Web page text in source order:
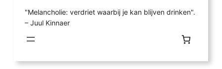
"Melancholie: verdriet waarbij je kan blijven drinken".
– Juul Kinnaer